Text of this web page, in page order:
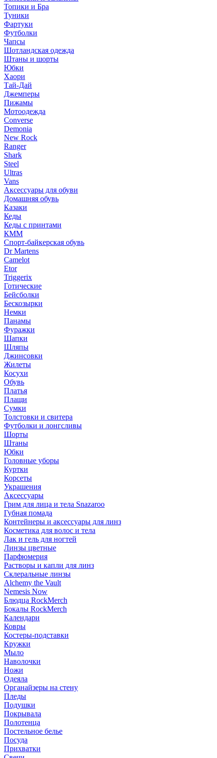
Топики и Бра
Туники
Фартуки
Футболки
Чапсы
Шотландская одежда
Штаны и шорты
Юбки
Хаори
Тай-Дай
Джемперы
Пижамы
Мотоодежда
Converse
Demonia
New Rock
Ranger
Shark
Steel
Ultras
Vans
Аксессуары для обуви
Домашняя обувь
Казаки
Кеды
Кеды с принтами
КММ
Спорт-байкерская обувь
Dr Martens
Camelot
Etor
Triggerix
Готические
Бейсболки
Бескозырки
Немки
Панамы
Фуражки
Шапки
Шляпы
Джинсовки
Жилеты
Косухи
Обувь
Платья
Плащи
Сумки
Толстовки и свитера
Футболки и лонгсливы
Шорты
Штаны
Юбки
Головные уборы
Куртки
Корсеты
Украшения
Аксессуары
Грим для лица и тела Snazaroo
Губная помада
Контейнеры и аксессуары для линз
Косметика для волос и тела
Лак и гель для ногтей
Линзы цветные
Парфюмерия
Растворы и капли для линз
Склеральные линзы
Alchemy the Vault
Nemesis Now
Блюдца RockMerch
Бокалы RockMerch
Календари
Ковры
Костеры-подставки
Кружки
Мыло
Наволочки
Ножи
Одеяла
Органайзеры на стену
Пледы
Подушки
Покрывала
Полотенца
Постельное белье
Посуда
Прихватки